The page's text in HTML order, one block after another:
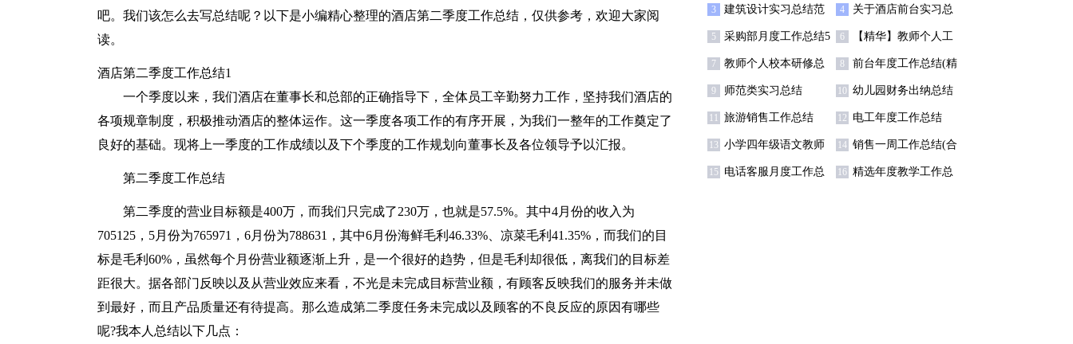
吧。我们该怎么去写总结呢？以下是小编精心整理的酒店第二季度工作总结，仅供参考，欢迎大家阅
读。
酒店第二季度工作总结1
一个季度以来，我们酒店在董事长和总部的正确指导下，全体员工辛勤努力工作，坚持我们酒店的
各项规章制度，积极推动酒店的整体运作。这一季度各项工作的有序开展，为我们一整年的工作奠定了
良好的基础。现将上一季度的工作成绩以及下个季度的工作规划向董事长及各位领导予以汇报。
第二季度工作总结
第二季度的营业目标额是400万，而我们只完成了230万，也就是57.5%。其中4月份的收入为
705125，5月份为765971，6月份为788631，其中6月份海鲜毛利46.33%、凉菜毛利41.35%，而我们的目
标是毛利60%，虽然每个月份营业额逐渐上升，是一个很好的趋势，但是毛利却很低，离我们的目标差
距很大。据各部门反映以及从营业效应来看，不光是未完成目标营业额，有顾客反映我们的服务并未做
到最好，而且产品质量还有待提高。那么造成第二季度任务未完成以及顾客的不良反应的原因有哪些
呢?我本人总结以下几点：
作总结 结
3 建筑设计实习总结范
文
4 关于酒店前台实习总
结汇总九篇
5 采购部月度工作总结5
篇
6 【精华】教师个人工
作总结模板汇编九篇
7 教师个人校本研修总
结（精选6篇）
8 前台年度工作总结(精
选15篇)
9 师范类实习总结 10 幼儿园财务出纳总结
11 旅游销售工作总结 12 电工年度工作总结
13 小学四年级语文教师
个人工作总结
14 销售一周工作总结(合
集15篇)
15 电话客服月度工作总 16 精选年度教学工作总